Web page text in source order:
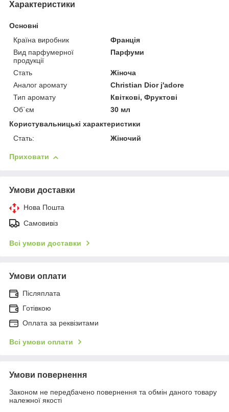
Характеристики
Основні
Країна виробник
Франція
Вид парфумерної
продукції
Парфуми
Стать
Жіноча
Аналог аромату
Christian Dior j'adore
Тип аромату
Квіткові, Фруктові
Об`єм
30 мл
Користувальницькі характеристики
Стать:
Жіночий
Приховати
Умови доставки
Нова Пошта
Самовивіз
Всі умови доставки
Умови оплати
Післяплата
Готівкою
Оплата за реквізитами
Всі умови оплати
Умови повернення
Законом не передбачено повернення та обмін даного товару
належної якості